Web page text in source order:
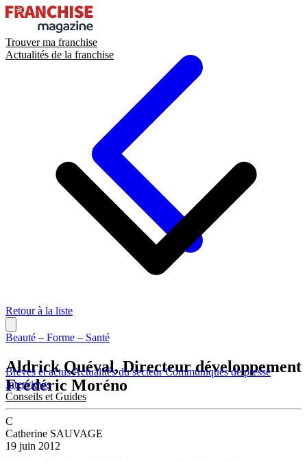
Trouver ma franchise
Actualités de la franchise
Brèves et actusActualités du secteurCommuniqués de presse
Interviews
Conseils et Guides
Retour à la liste
Beauté – Forme – Santé
Aldrick Quéval, Directeur développement
Frédéric Moréno
C
Catherine SAUVAGE
19 juin 2012